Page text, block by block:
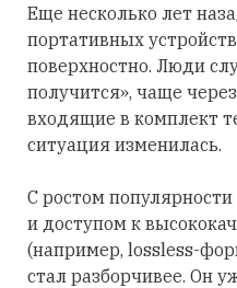
Еще несколько лет
портативных
поверхностно. Люди
получится», чаще
входящие в комплект
ситуация изменилась.
С ростом
и доступом к
(например, lossless-
стал разборчивее. Он